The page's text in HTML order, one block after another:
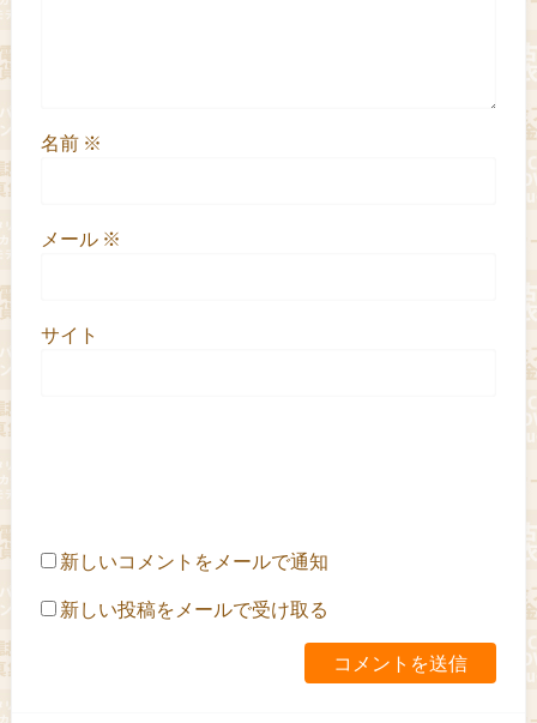
名前 ※
メール ※
サイト
新しいコメントをメールで通知
新しい投稿をメールで受け取る